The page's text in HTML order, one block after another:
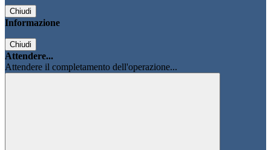
Chiudi
Informazione
Chiudi
Attendere...
Attendere il completamento dell'operazione...